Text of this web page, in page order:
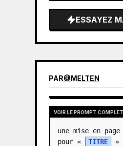
bureau simple,
ESSAYEZ
PAR@MELTEN
VOIR LE PROMPT COMPLET
une mise en
pour «
TITRE
»